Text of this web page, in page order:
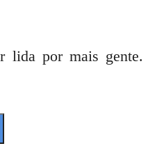
lida por mais gente.